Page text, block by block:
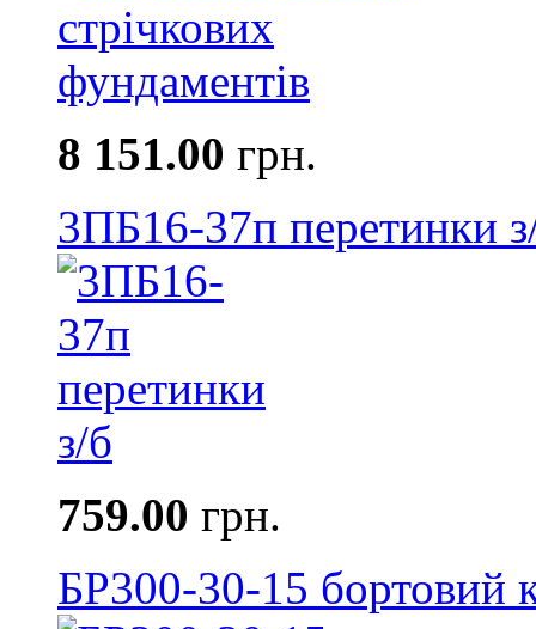
8 151.00 грн.
3ПБ16-37п перетинки
759.00 грн.
БР300-30-15 бортовий